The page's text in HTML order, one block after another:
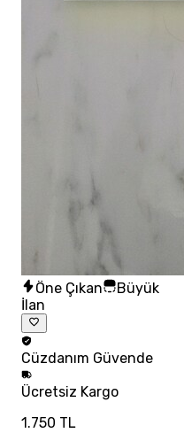
Öne Çıkan
Büyük
İlan
Cüzdanım Güvende
Ücretsiz Kargo
1.750 TL